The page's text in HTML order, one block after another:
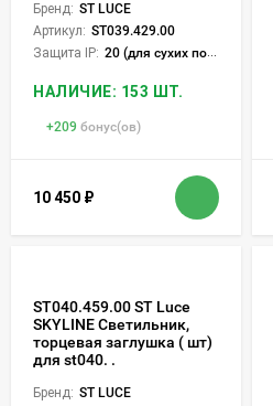
Бренд: ST LUCE
Артикул: ST039.429.00
Защита IP: 20 (для сухих пом.)
НАЛИЧИЕ: 153 ШТ.
+209 бонус(ов)
10 450 ₽
ST040.459.00 ST Luce
SKYLINE Светильник,
торцевая заглушка ( шт)
для st040. .
Бренд: ST LUCE